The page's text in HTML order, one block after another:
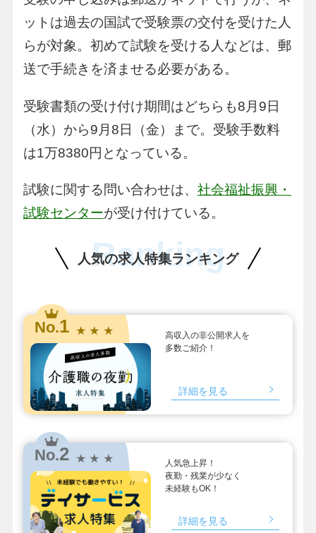
ットは過去の国試で受験票の交付を受けた人
らが対象。初めて試験を受ける人などは、郵
送で手続きを済ませる必要がある。
受験書類の受け付け期間はどちらも8月9日
（水）から9月8日（金）まで。受験手数料
は1万8380円となっている。
試験に関する問い合わせは、 社会福祉振興・
試験センターが受け付けている。
人気の求人特集ランキング
Ranking
No.1 ★ ★ ★
高収入の非公開求人を
多数ご紹介！
詳細を見る
No.2 ★ ★ ★
人気急上昇！
夜勤・残業が少なく
未経験もOK！
詳細を見る